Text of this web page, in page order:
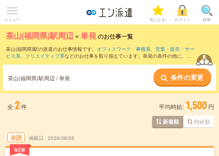
メニュー 気になる! ログイン 検索
茶山(福岡県)駅周辺 ×単発のお仕事一覧
茶山(福岡県)駅の派遣のお仕事情報です。 オフィスワーク・事務系、 営業・販売・サー
ビス系、 クリエイティブ系などのお仕事を取り揃えています。単発の条件の他に、 交
茶山(福岡県)駅周辺 / 単発 条件の変更
全 2件 平均時給: 1,500 円
新着順 時給順
未読
NEW
掲載日 2026/08/08